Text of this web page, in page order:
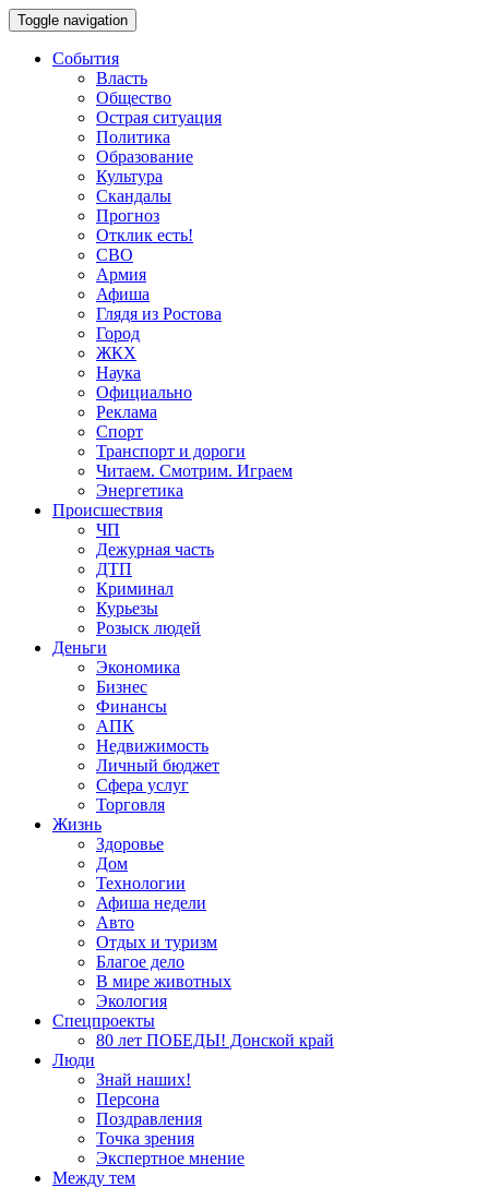
Toggle navigation
События
Власть
Общество
Острая ситуация
Политика
Образование
Культура
Скандалы
Прогноз
Отклик есть!
СВО
Армия
Афиша
Глядя из Ростова
Город
ЖКХ
Наука
Официально
Реклама
Спорт
Транспорт и дороги
Читаем. Смотрим. Играем
Энергетика
Происшествия
ЧП
Дежурная часть
ДТП
Криминал
Курьезы
Розыск людей
Деньги
Экономика
Бизнес
Финансы
АПК
Недвижимость
Личный бюджет
Сфера услуг
Торговля
Жизнь
Здоровье
Дом
Технологии
Афиша недели
Авто
Отдых и туризм
Благое дело
В мире животных
Экология
Спецпроекты
80 лет ПОБЕДЫ! Донской край
Люди
Знай наших!
Персона
Поздравления
Точка зрения
Экспертное мнение
Между тем